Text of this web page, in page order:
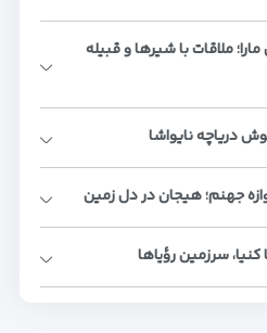
ملاقات با شیرها و قبیله
دریاچه نایواشا
جهنم؛ هیجان در دل زمین
سرزمین رؤیاها